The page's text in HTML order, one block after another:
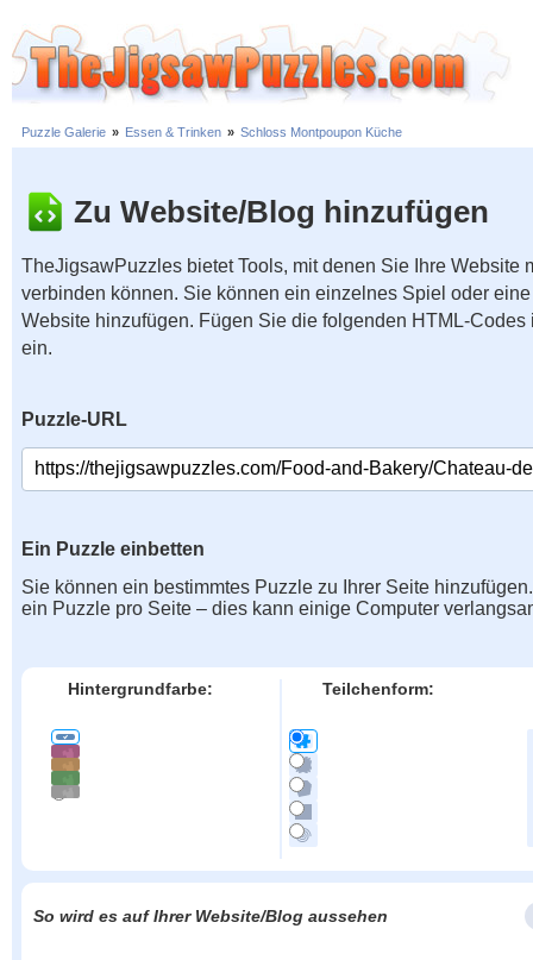
Puzzle Galerie » Essen & Trinken » Schloss Montpoupon Küche
Zu Website/Blog hinzufügen
TheJigsawPuzzles bietet Tools, mit denen Sie Ihre Website
verbinden können. Sie können ein einzelnes Spiel oder
Website hinzufügen. Fügen Sie die folgenden HTML-
ein.
Puzzle-URL
Ein Puzzle einbetten
Sie können ein bestimmtes Puzzle zu Ihrer Seite
ein Puzzle pro Seite – dies kann einige Computer
Hintergrundfarbe: Teilchenform:
So wird es auf Ihrer Website/Blog aussehen